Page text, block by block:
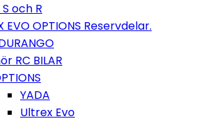
och R
EVO OPTIONS Reservdelar.
RC BILAR
YADA
Ultrex Evo